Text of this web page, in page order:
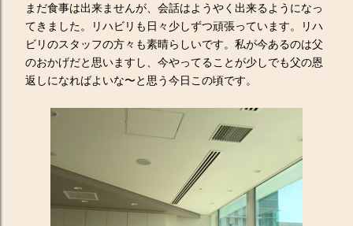
まだ食事は出来ませんが、会話はようやく出来るようになっ
てきました。リハビリも日々少しずつ頑張っています。リハ
ビリのスタッフの方々も素晴らしいです。私が今あるのは父
のおかげだと思いますし、今やってることが少しでも父の恩
返しになればよいな〜と思う今日この頃です。